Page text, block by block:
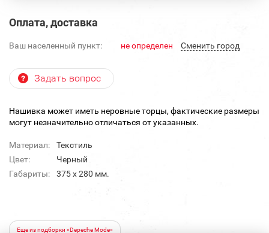
Оплата, доставка
Ваш населенный пункт: не определен Cменить город
Задать вопрос
Нашивка может иметь неровные торцы, фактические размеры
могут незначительно отличаться от указанных.
Материал:
Текстиль
Цвет:
Черный
Габариты:
375 х 280 мм.
Еще из подборки «Depeche Mode»